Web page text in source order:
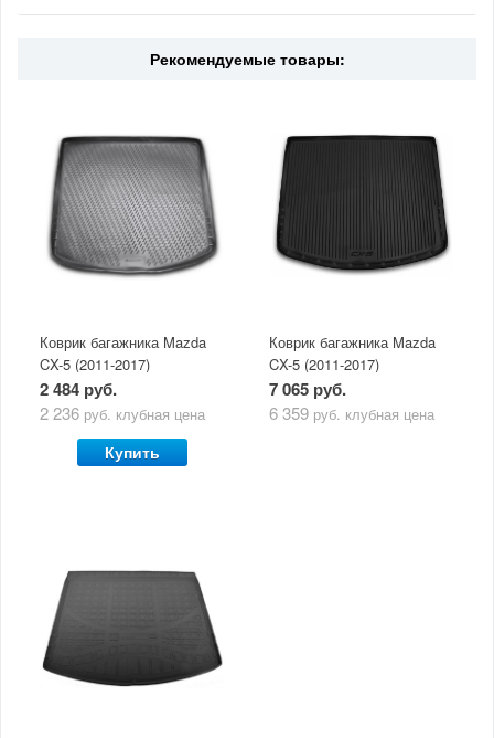
Рекомендуемые товары:
Коврик багажника Mazda
CX-5 (2011-2017)
полиуретановый Novline
2 484 руб.
2 236 руб. клубная цена
Купить
Коврик багажника Mazda
CX-5 (2011-2017)
полиуретановый
7 065 руб.
6 359 руб. клубная цена